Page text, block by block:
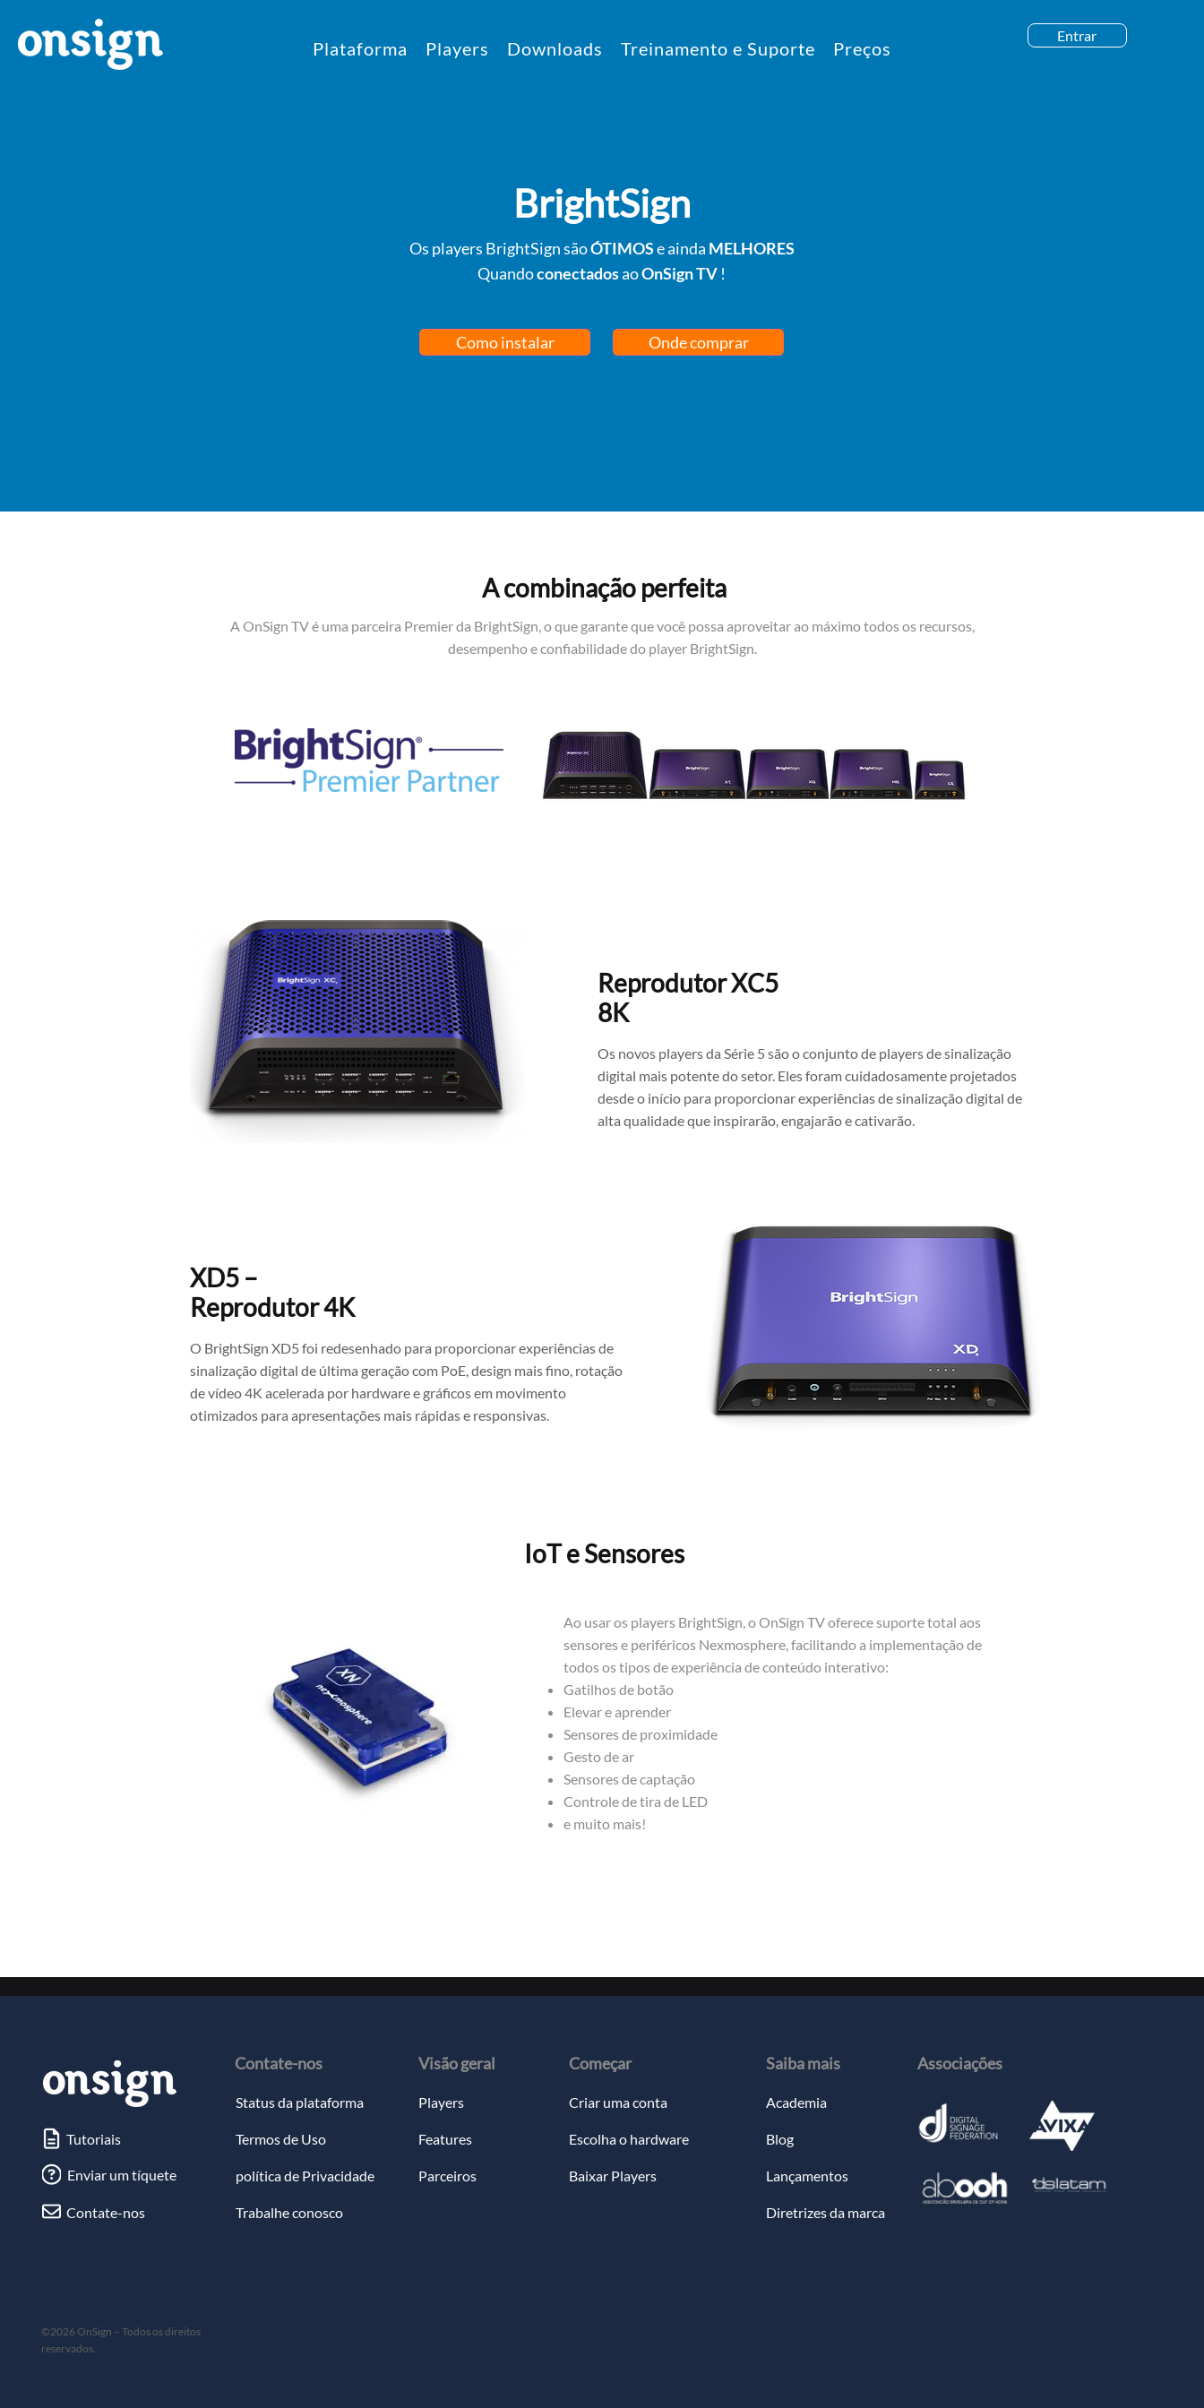
Plataforma Players Downloads Treinamento e Suporte Preços
Entrar
BrightSign
Os players BrightSign sãoÓTIMOSe ainda MELHORES
QuandoconectadosaoOnSign TV !
Como instalar Onde comprar
A combinação perfeita
A OnSign TV é uma parceira Premier da BrightSign, o que garante que você possa aproveitar ao máximo todos os recursos,
desempenho e confiabilidade do player BrightSign.
Reprodutor XC5
8K
Os novos players da Série 5 são o conjunto de players de sinalização
digital mais potente do setor. Eles foram cuidadosamente projetados
desde o início para proporcionar experiências de sinalização digital de
alta qualidade que inspirarão, engajarão e cativarão.
XD5 –
Reprodutor 4K
O BrightSign XD5 foi redesenhado para proporcionar experiências de
sinalização digital de última geração com PoE, design mais fino, rotação
de vídeo 4K acelerada por hardware e gráficos em movimento
otimizados para apresentações mais rápidas e responsivas.
IoT e Sensores
Ao usar os players BrightSign, o OnSign TV oferece suporte total aos
sensores e periféricos Nexmosphere, facilitando a implementação de
todos os tipos de experiência de conteúdo interativo:
Gatilhos de botão
Elevar e aprender
Sensores de proximidade
Gesto de ar
Sensores de captação
Controle de tira de LED
e muito mais!
Tutoriais
Enviar um tíquete
Contate-nos
©2026 OnSign – Todos os direitos
reservados.
Contate-nos
Status da plataforma
Termos de Uso
política de Privacidade
Visão geral
Players
Features
Parceiros
Trabalhe conosco
Começar
Criar uma conta
Escolha o hardware
Baixar Players
Saiba mais
Academia
Blog
Lançamentos
Diretrizes da marca
Associações